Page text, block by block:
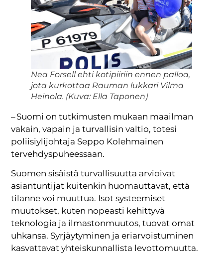
Nea Forsell ehti kotipiiriin ennen palloa,
jota kurkottaa Rauman lukkari Vilma
Heinola. (Kuva: Ella Taponen)
– Suomi on tutkimusten mukaan maailman
vakain, vapain ja turvallisin valtio, totesi
poliisiylijohtaja Seppo Kolehmainen
tervehdyspuheessaan.
Suomen sisäistä turvallisuutta arvioivat
asiantuntijat kuitenkin huomauttavat, että
tilanne voi muuttua. Isot systeemiset
muutokset, kuten nopeasti kehittyvä
teknologia ja ilmastonmuutos, tuovat omat
uhkansa. Syrjäytyminen ja eriarvoistuminen
kasvattavat yhteiskunnallista levottomuutta.